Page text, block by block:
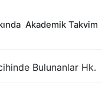
Akademik Takvim
Bulunanlar Hk.